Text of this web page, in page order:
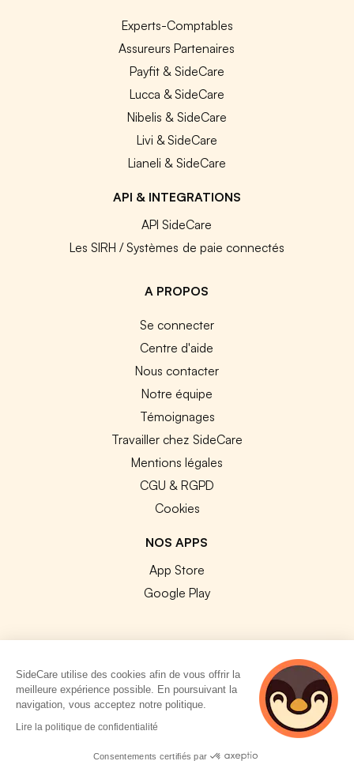
Experts-Comptables
Assureurs Partenaires
Payfit & SideCare
Lucca & SideCare
Nibelis & SideCare
Livi & SideCare
Lianeli & SideCare
API & INTEGRATIONS
API SideCare
Les SIRH / Systèmes de paie connectés
A PROPOS
Se connecter
Centre d'aide
Nous contacter
Notre équipe
Témoignages
Travailler chez SideCare
Mentions légales
CGU & RGPD
Cookies
NOS APPS
App Store
Google Play
© 2026 SideCare. Tous droits réservés.
SideCare utilise des cookies afin de vous offrir la
meilleure expérience possible. En poursuivant la
navigation, vous acceptez notre politique.
Lire la politique de confidentialité
Consentements certifiés par
4 personnes
consultent
actuellement cette